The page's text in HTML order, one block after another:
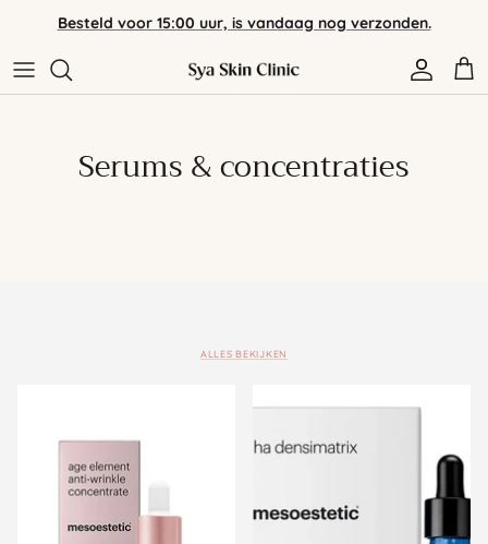
content
Besteld voor 15:00 uur, is vandaag nog verzonden.
Assortiment
Verzending & Retour
Serums & concentraties
ALLES BEKIJKEN